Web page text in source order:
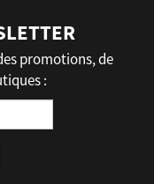
promotions, de
: